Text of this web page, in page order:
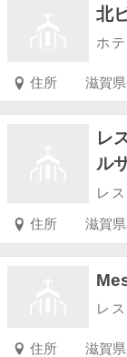
北
ホ
住所 滋賀
レ
ル
レ
住所 滋賀
レ
住所 滋賀